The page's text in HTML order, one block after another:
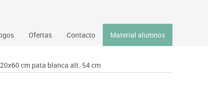
Gimnasio
Ofertas Contacto Material alumnos
cm pata blanca alt. 54 cm